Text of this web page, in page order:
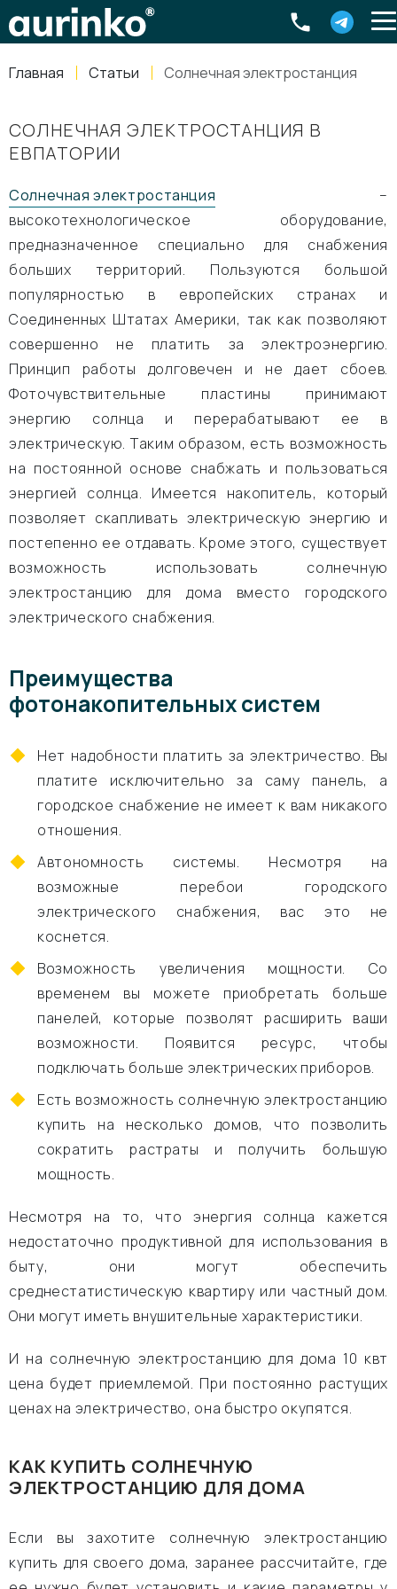
Главная Статьи Солнечная электростанция
СОЛНЕЧНАЯ ЭЛЕКТРОСТАНЦИЯ В
ЕВПАТОРИИ
Солнечная электростанция –
высокотехнологическое оборудование,
предназначенное специально для снабжения
больших территорий. Пользуются большой
популярностью в европейских странах и
Соединенных Штатах Америки, так как позволяют
совершенно не платить за электроэнергию.
Принцип работы долговечен и не дает сбоев.
Фоточувствительные пластины принимают
энергию солнца и перерабатывают ее в
электрическую. Таким образом, есть возможность
на постоянной основе снабжать и пользоваться
энергией солнца. Имеется накопитель, который
позволяет скапливать электрическую энергию и
постепенно ее отдавать. Кроме этого, существует
возможность использовать солнечную
электростанцию для дома вместо городского
электрического снабжения.
Преимущества
фотонакопительных систем
Нет надобности платить за электричество. Вы
платите исключительно за саму панель, а
городское снабжение не имеет к вам никакого
отношения.
Автономность системы. Несмотря на
возможные перебои городского
электрического снабжения, вас это не
коснется.
Возможность увеличения мощности. Со
временем вы можете приобретать больше
панелей, которые позволят расширить ваши
возможности. Появится ресурс, чтобы
подключать больше электрических приборов.
Есть возможность солнечную электростанцию
купить на несколько домов, что позволить
сократить растраты и получить большую
мощность.
Несмотря на то, что энергия солнца кажется
недостаточно продуктивной для использования в
быту, они могут обеспечить
среднестатистическую квартиру или частный дом.
Они могут иметь внушительные характеристики.
И на солнечную электростанцию для дома 10 квт
цена будет приемлемой. При постоянно растущих
ценах на электричество, она быстро окупятся.
КАК КУПИТЬ СОЛНЕЧНУЮ
ЭЛЕКТРОСТАНЦИЮ ДЛЯ ДОМА
Если вы захотите солнечную электростанцию
купить для своего дома, заранее рассчитайте, где
Россия, Свердловская область Екатеринбург ,
8-800-770-79-40